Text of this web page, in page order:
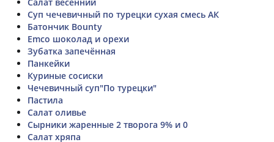
Суп чечевичный по турецки сухая смесь АК
Батончик Bounty
Emco шоколад и орехи
Зубатка запечённая
Панкейки
Куриные сосиски
Чечевичный суп"По турецки"
Пастила
Салат оливье
Сырники жаренные 2 творога 9% и 0
Салат хряпа